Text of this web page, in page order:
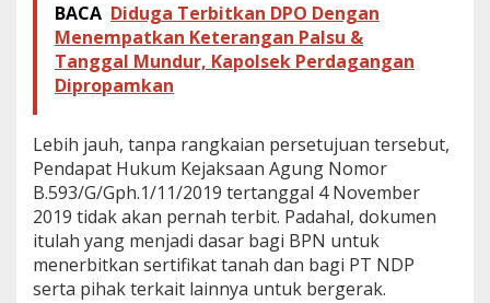
BACA Diduga Terbitkan DPO Dengan
Menempatkan Keterangan Palsu &
Tanggal Mundur, Kapolsek Perdagangan
Dipropamkan
Lebih jauh, tanpa rangkaian persetujuan tersebut,
Pendapat Hukum Kejaksaan Agung Nomor
B.593/G/Gph.1/11/2019 tertanggal 4 November
2019 tidak akan pernah terbit. Padahal, dokumen
itulah yang menjadi dasar bagi BPN untuk
menerbitkan sertifikat tanah dan bagi PT NDP
serta pihak terkait lainnya untuk bergerak.